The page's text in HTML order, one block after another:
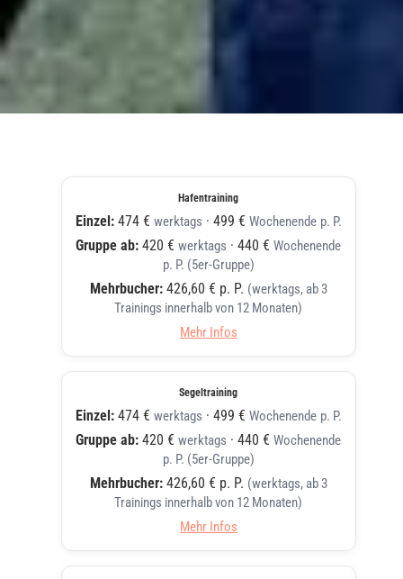
Hafentraining
Einzel: 474 € werktags · 499 € Wochenende p. P.
Gruppe ab: 420 € werktags ·440 € Wochenende
p. P. (5er-Gruppe)
Mehrbucher: 426,60 € p. P. (werktags, ab 3
Trainings innerhalb von 12 Monaten)
Mehr Infos
Segeltraining
Einzel: 474 € werktags · 499 € Wochenende p. P.
Gruppe ab: 420 € werktags ·440 € Wochenende
p. P. (5er-Gruppe)
Mehrbucher: 426,60 € p. P. (werktags, ab 3
Trainings innerhalb von 12 Monaten)
Mehr Infos